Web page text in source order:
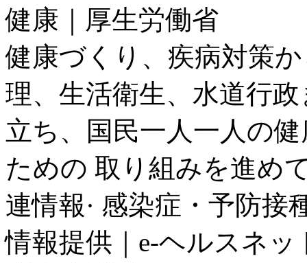
健康｜厚生労働省
健康づくり、疾病対策
理、生活衛生、水道行
立ち、国民一人一人の
ための 取り組みを進め
連情報· 感染症・予防接
情報提供｜e-ヘルスネッ